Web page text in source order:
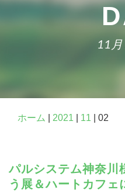
お問い合
11
ホーム 2021 11 02
パルシステム神奈川
う展＆ハートカフェ